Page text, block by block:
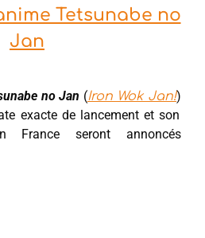
Tetsunabe no
Jan
no Jan (Iron Wok Jan!)
exacte de lancement et son
France seront annoncés